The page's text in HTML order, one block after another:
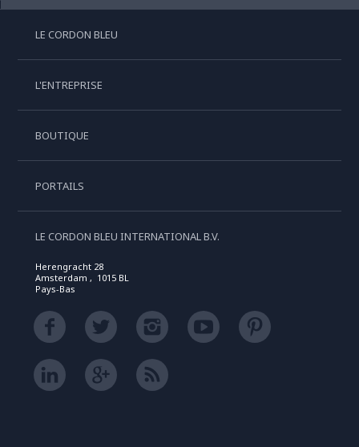
LE CORDON BLEU
L'ENTREPRISE
BOUTIQUE
PORTAILS
LE CORDON BLEU INTERNATIONAL B.V.
Herengracht 28
Amsterdam , 1015 BL
Pays-Bas